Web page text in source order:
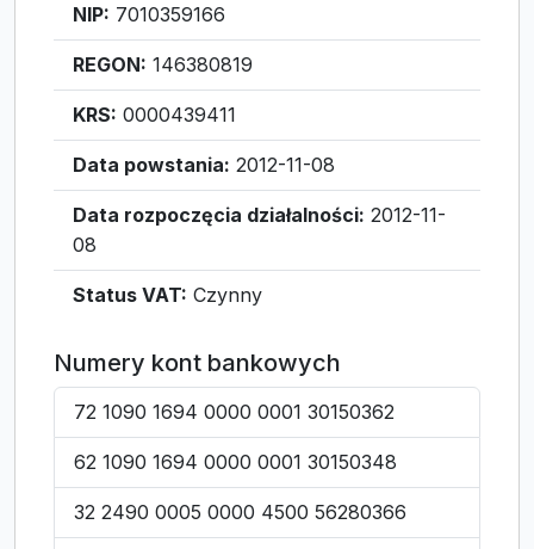
NIP: 7010359166
REGON: 146380819
KRS: 0000439411
Data powstania: 2012-11-08
Data rozpoczęcia działalności: 2012-11-
08
Status VAT: Czynny
Numery kont bankowych
72 1090 1694 0000 0001 30150362
62 1090 1694 0000 0001 30150348
32 2490 0005 0000 4500 56280366